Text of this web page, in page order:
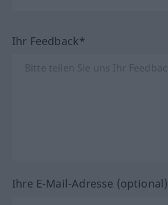
Ihr Feedback*
Ihre E-Mail-Adresse (optional)